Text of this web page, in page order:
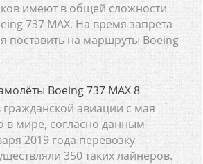
имеют в общей сложности
737 MАХ. На время запрета
поставить на маршруты Boeing
Boeing 737 MАХ 8
гражданской авиации с мая
в мире, согласно данным
2019 года перевозку
350 таких лайнеров.